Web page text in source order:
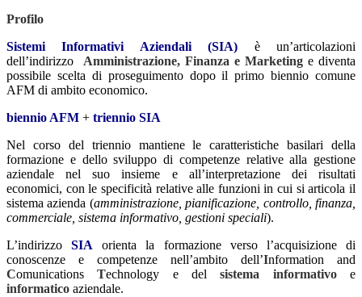
Profilo
Sistemi Informativi Aziendali
(SIA)
è un’articolazioni
dell’indirizzo Amministrazione, Finanza e Marketing e diventa
possibile scelta di proseguimento dopo il primo biennio comune
AFM di ambito economico.
biennio AFM + triennio SIA
Nel corso del triennio mantiene le caratteristiche basilari della
formazione e dello sviluppo di competenze relative alla gestione
aziendale nel suo insieme e all’interpretazione dei risultati
economici, con le specificità relative alle funzioni in cui si articola il
sistema azienda (amministrazione, pianificazione, controllo, finanza,
commerciale, sistema informativo, gestioni speciali).
L’indirizzoSIA orienta la formazione verso l’acquisizione di
conoscenze e competenze nell’ambito dell’Information and
ComunicationsTechnology e delsistema informativoe
informatico aziendale.